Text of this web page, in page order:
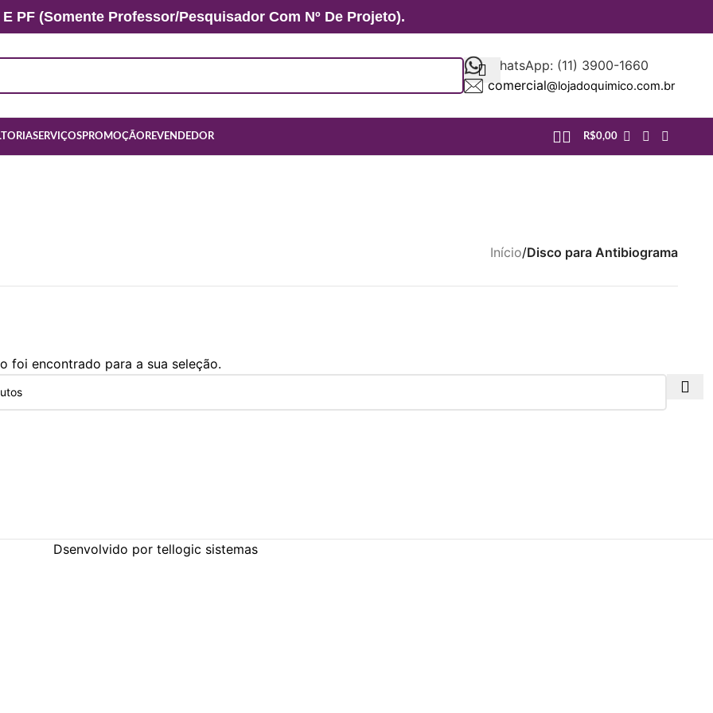
PF (somente Professor/Pesquisador Com Nº De Projeto).
WhatsApp: (11) 3900-1660
comercial@lojadoquimico.com.br
SERVIÇOSPROMOÇÃO REVENDEDOR R$0,00
Início/Disco para Antibiograma
foi encontrado para a sua seleção.
Dsenvolvido por tellogic sistemas